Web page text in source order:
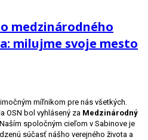
medzinárodného
milujme svoje mesto
míľnikom pre nás všetkých.
OSN bol vyhlásený za Medzinárodný
spoločným cieľom v Sabinove je
súčasť nášho verejného života a